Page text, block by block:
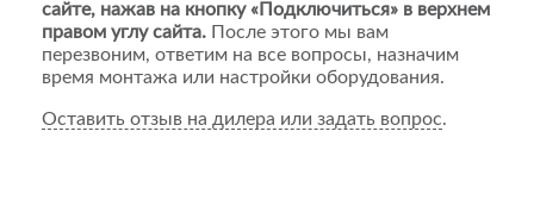
сайте, нажав на кнопку «Подключиться» в верхнем
правом углу сайта. После этого мы вам
перезвоним, ответим на все вопросы, назначим
время монтажа или настройки оборудования.
Оставить отзыв на дилера или задать вопрос.